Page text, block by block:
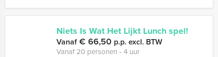
Niets Is Wat Het Lijkt Lunch spel!
Vanaf€ 66,50 p.p. excl. BTW
Vanaf 20 personen ‐ 4 uur